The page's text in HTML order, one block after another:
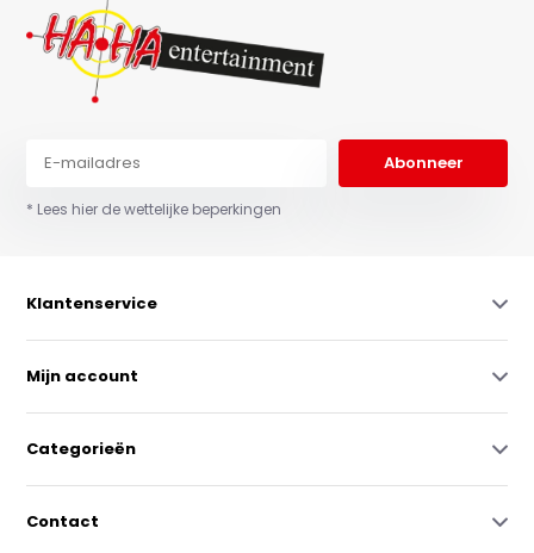
Abonneer
* Lees hier de wettelijke beperkingen
Klantenservice
Mijn account
Categorieën
Contact